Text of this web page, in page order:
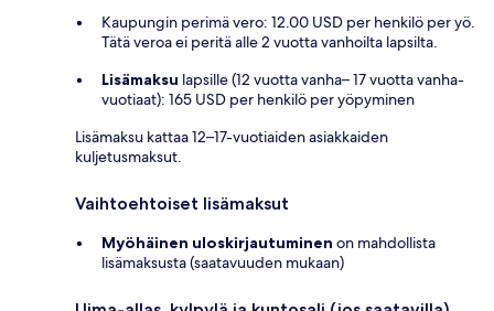
Kaupungin perimä vero: 12.00 USD per henkilö per yö.
Tätä veroa ei peritä alle 2 vuotta vanhoilta lapsilta.
Lisämaksu lapsille (12 vuotta vanha– 17 vuotta vanha-
vuotiaat): 165 USD per henkilö per yöpyminen
Lisämaksu kattaa 12–17-vuotiaiden asiakkaiden
kuljetusmaksut.
Vaihtoehtoiset lisämaksut
Myöhäinen uloskirjautuminen on mahdollista
lisämaksusta (saatavuuden mukaan)